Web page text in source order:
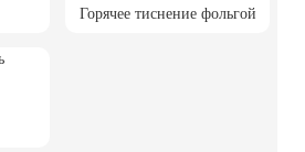
Горячее тиснение фольгой